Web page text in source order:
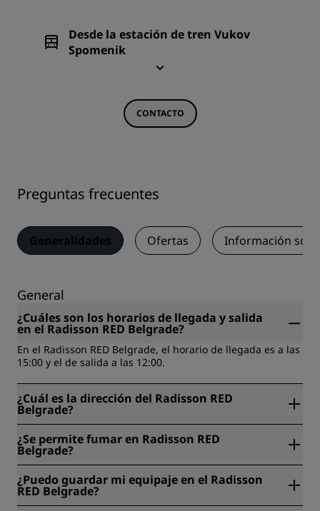
Desde la estación de tren Vukov
Spomenik
CONTACTO
Preguntas frecuentes
Generalidades Ofertas Información
General
¿Cuáles son los horarios de llegada y salida
en el Radisson RED Belgrade?
En el Radisson RED Belgrade, el horario de llegada es a las
15:00 y el de salida a las 12:00.
¿Cuál es la dirección del Radisson RED
Belgrade?
Belgrado, Serbia.
¿Se permite fumar en Radisson RED
Belgrade?
¿Puedo guardar mi equipaje en el Radisson
RED Belgrade?